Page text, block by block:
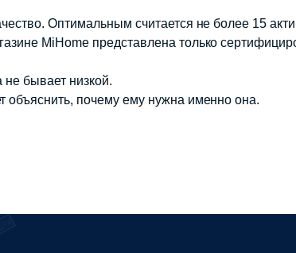
Оптимальным считается не более 15
MiHome представлена только
не бывает низкой.
объяснить, почему ему нужна именно она.